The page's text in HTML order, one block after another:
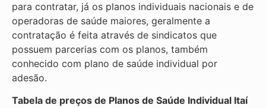
para contratar, já os planos individuais nacionais e de
operadoras de saúde maiores, geralmente a
contratação é feita através de sindicatos que
possuem parcerias com os planos, também
conhecido com plano de saúde individual por
adesão.
Tabela de preços de Planos de Saúde Individual Itaí